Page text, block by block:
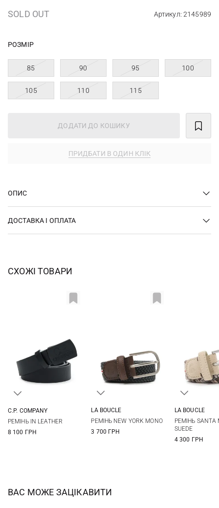
SOLD OUT Артикул: 2145989
РОЗМІР
85 90 95 100
105 110 115
ДОДАТИ ДО КОШИКУ
ПРИДБАТИ В ОДИН КЛІК
ОПИС
ДОСТАВКА І ОПЛАТА
СХОЖІ ТОВАРИ
C.P. COMPANY
РЕМIНЬ IN LEATHER
8 100 ГРН
LA BOUCLE
РЕМIНЬ NEW YORK MONO
3 700 ГРН
LA BOUCLE
РЕМIНЬ SANTA
SUEDE
4 300 ГРН
ВАС МОЖЕ ЗАЦІКАВИТИ